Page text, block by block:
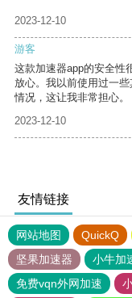
2023-12-10
游客
这款加速器app的安全性
放心。我以前使用过一
情况，这让我非常担心。
2023-12-10
友情链接
网站地图 QuickQ
坚果加速器
小牛加
免费vqn外网加速